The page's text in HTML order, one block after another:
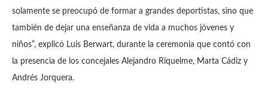
solamente se preocupó de formar a grandes deportistas, sino que
también de dejar una enseñanza de vida a muchos jóvenes y
niños”, explicó Luis Berwart, durante la ceremonia que contó con
la presencia de los concejales Alejandro Riquelme, Marta Cádiz y
Andrés Jorquera.